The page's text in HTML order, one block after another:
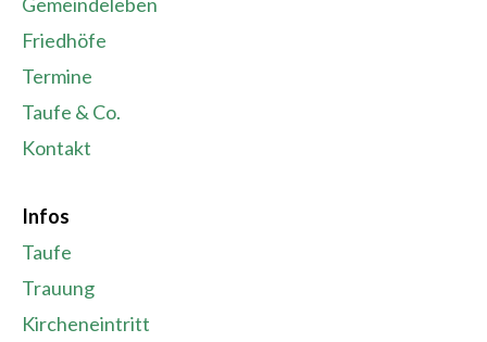
Friedhöfe
Termine
Taufe & Co.
Kontakt
Infos
Taufe
Trauung
Kircheneintritt